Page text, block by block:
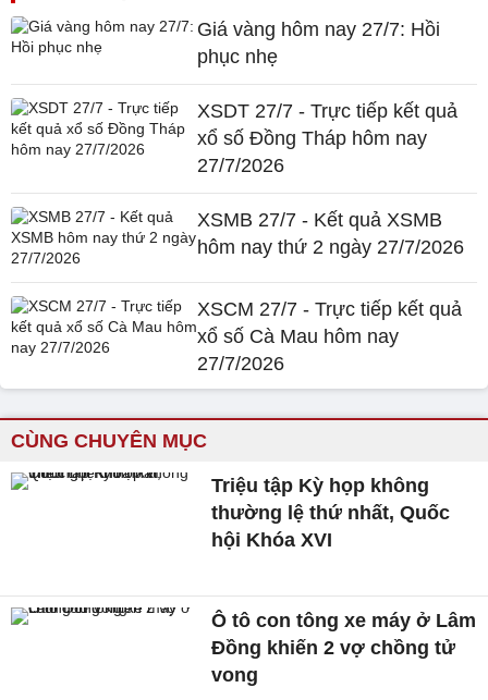
Giá vàng hôm nay 27/7: Hồi
phục nhẹ
XSDT 27/7 - Trực tiếp kết quả
xổ số Đồng Tháp hôm nay
27/7/2026
XSMB 27/7 - Kết quả XSMB
hôm nay thứ 2 ngày 27/7/2026
XSCM 27/7 - Trực tiếp kết quả
xổ số Cà Mau hôm nay
27/7/2026
CÙNG CHUYÊN MỤC
Triệu tập Kỳ họp không
thường lệ thứ nhất, Quốc
hội Khóa XVI
Ô tô con tông xe máy ở Lâm
Đồng khiến 2 vợ chồng tử
vong